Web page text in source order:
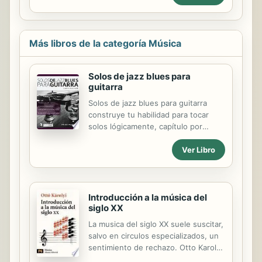
más potentes: el juego. El...
intolerancia y la exclusio ́n, tanto en
la sociedad como dentro de la misma
y unos medios que, a partir de la
experiencia de Dios como Trinidad,
trasladan cerca de donde se juega la
vida, la misericordia y la justicia,
como signos claros de la presencia
de Dios.Sin embargo, no es posible
adentrarse en esos espacios de
liberacio ́n sin un...
Más libros de la categoría Música
Solos de jazz blues para
guitarra
Solos de jazz blues para guitarra
construye tu habilidad para tocar
solos lógicamente, capítulo por
capítulo, y rápidamente desarrolla
una base sólida sobre la cual los
conceptos avanzados se pueden
Ver Libro
Introducción a la música del
siglo XX
La musica del siglo XX suele suscitar,
salvo en circulos especializados, un
sentimiento de rechazo. Otto Karolyi